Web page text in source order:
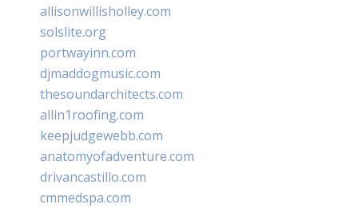
allisonwillisholley.com
solslite.org
portwayinn.com
djmaddogmusic.com
thesoundarchitects.com
allin1roofing.com
keepjudgewebb.com
anatomyofadventure.com
drivancastillo.com
cmmedspa.com